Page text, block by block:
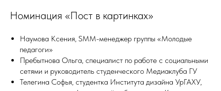
Номинация «Пост в картинках»
Наумова Ксения, SMM-менеджер группы «Молодые
педагоги»
Пребытнова Ольга, специалист по работе с социальными
сетями и руководитель студенческого Медиаклуба ГУ
Телегина Софья, студентка Института дизайна УрГАХУ,